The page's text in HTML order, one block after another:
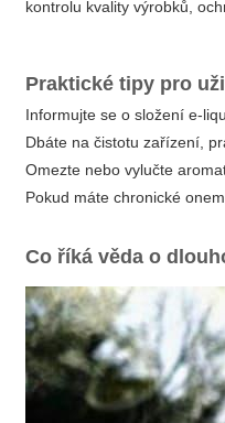
kontrolu kvality výrobků,
Praktické tipy pro
Informujte se o složení e-
Dbáte na čistotu zařízení,
Omezte nebo vylučte
Pokud máte chronické
Co říká věda o